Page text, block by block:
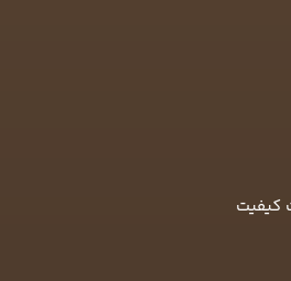
کیفیت